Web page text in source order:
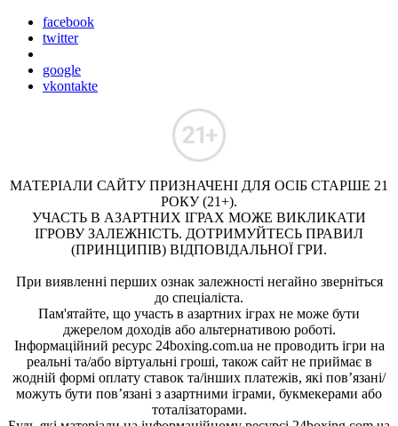
facebook
twitter
google
vkontakte
МАТЕРІАЛИ САЙТУ ПРИЗНАЧЕНІ ДЛЯ ОСІБ СТАРШЕ 21
РОКУ (21+).
УЧАСТЬ В АЗАРТНИХ ІГРАХ МОЖЕ ВИКЛИКАТИ
ІГРОВУ ЗАЛЕЖНІСТЬ. ДОТРИМУЙТЕСЬ ПРАВИЛ
(ПРИНЦИПІВ) ВІДПОВІДАЛЬНОЇ ГРИ.
При виявленні перших ознак залежності негайно зверніться
до спеціаліста.
Пам'ятайте, що участь в азартних іграх не може бути
джерелом доходів або альтернативою роботі.
Інформаційний ресурс 24boxing.com.ua не проводить ігри на
реальні та/або віртуальні гроші, також сайт не приймає в
жодній формі оплату ставок та/інших платежів, які пов’язані/
можуть бути пов’язані з азартними іграми, букмекерами або
тоталізаторами.